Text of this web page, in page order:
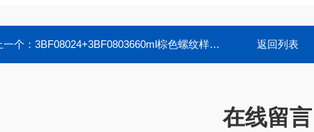
一个： 3BF08024+3BF0803660ml棕色螺纹样品瓶27.5*140mmTOC取样瓶 返回列表
在线留言